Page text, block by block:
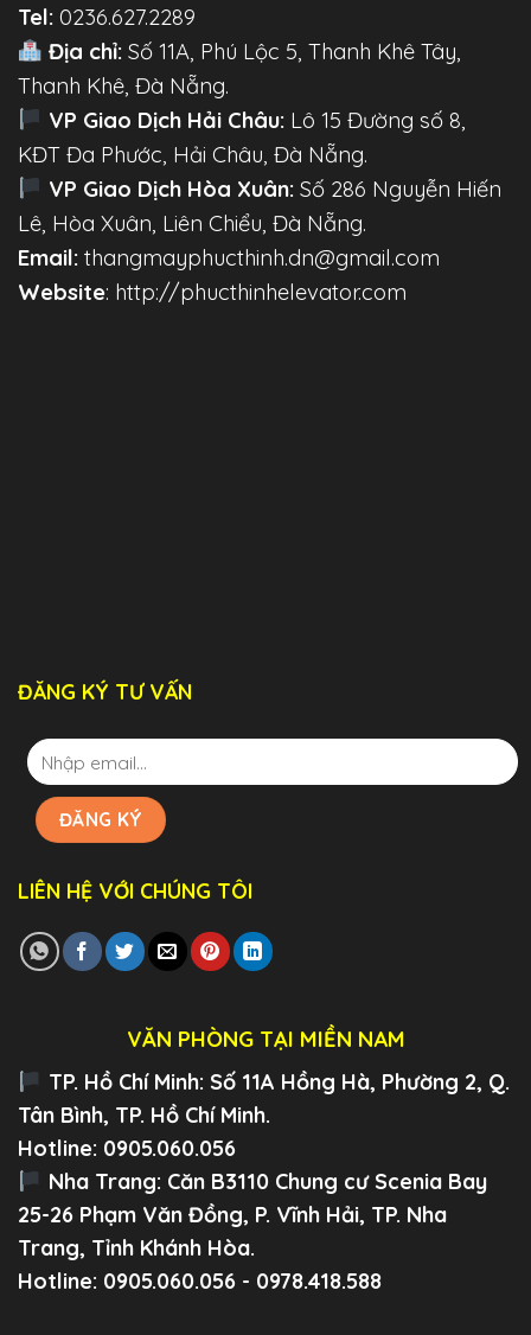
Tel: 0236.627.2289
Địa chỉ: Số 11A, Phú Lộc 5, Thanh Khê Tây,
Thanh Khê, Đà Nẵng.
VP Giao Dịch Hải Châu: Lô 15 Đường số 8,
KĐT Đa Phước, Hải Châu, Đà Nẵng.
VP Giao Dịch Hòa Xuân: Số 286 Nguyễn Hiến
Lê, Hòa Xuân, Liên Chiểu, Đà Nẵng.
Email: thangmayphucthinh.dn@gmail.com
Website: http://phucthinhelevator.com
ĐĂNG KÝ TƯ VẤN
LIÊN HỆ VỚI CHÚNG TÔI
VĂN PHÒNG TẠI MIỀN NAM
TP. Hồ Chí Minh: Số 11A Hồng Hà, Phường 2, Q.
Tân Bình, TP. Hồ Chí Minh.
Hotline: 0905.060.056
Nha Trang: Căn B3110 Chung cư Scenia Bay
25-26 Phạm Văn Đồng, P. Vĩnh Hải, TP. Nha
Trang, Tỉnh Khánh Hòa.
Hotline: 0905.060.056 - 0978.418.588